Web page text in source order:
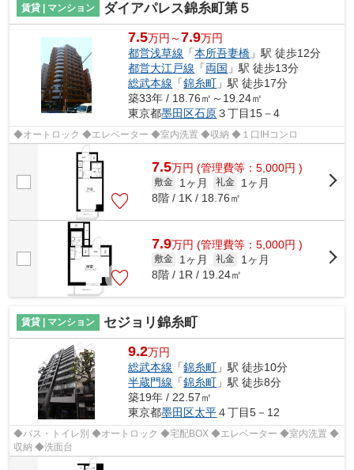
賃貸 | マンション ダイアパレス錦糸町第５
7.5万円～7.9万円
都営浅草線 「本所吾妻橋 」駅 徒歩12分
都営大江戸線 「両国 」駅 徒歩13分
総武本線 「錦糸町 」駅 徒歩17分
築33年 / 18.76㎡～19.24㎡
東京都墨田区石原３丁目15－4
◆オートロック ◆エレベーター ◆室内洗置 ◆収納 ◆１口IHコンロ
7.5万円 (管理費等：5,000円 )
敷金 1ヶ月 礼金
1ヶ月
8階 / 1K / 18.76㎡
7.9万円 (管理費等：5,000円 )
敷金 1ヶ月 礼金
1ヶ月
8階 / 1R / 19.24㎡
賃貸 | マンション セジョリ錦糸町
9.2万円
総武本線 「錦糸町 」駅 徒歩10分
半蔵門線 「錦糸町 」駅 徒歩8分
築19年 / 22.57㎡
東京都墨田区太平４丁目5－12
◆バス・トイレ別 ◆オートロック ◆宅配BOX ◆エレベーター ◆室内洗置 ◆
収納 ◆洗面台